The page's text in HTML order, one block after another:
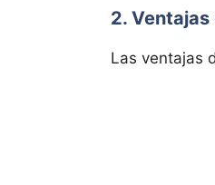
2.
Las ventajas